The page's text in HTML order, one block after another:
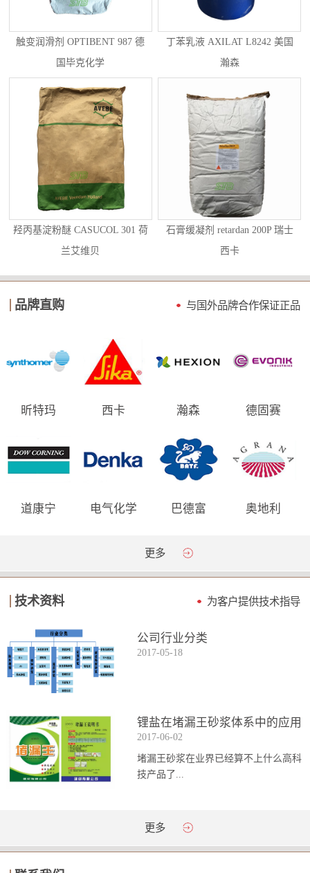
触变润滑剂 OPTIBENT 987 德
国毕克化学
丁苯乳液 AXILAT L8242 美国
瀚森
羟丙基淀粉醚 CASUCOL 301 荷
兰艾维贝
石膏缓凝剂 retardan 200P 瑞士
西卡
品牌直购 与国外品牌合作保证正品
昕特玛 西卡 瀚森 德固赛
道康宁 电气化学 巴德富 奥地利
更多
技术资料 为客户提供技术指导
公司行业分类
2017-05-18
锂盐在堵漏王砂浆体系中的应用
2017-06-02
堵漏王砂浆在业界已经算不上什么高科
技产品了...
。简单来说它就是一种能够迅速凝固的
通砂浆的强...
更多